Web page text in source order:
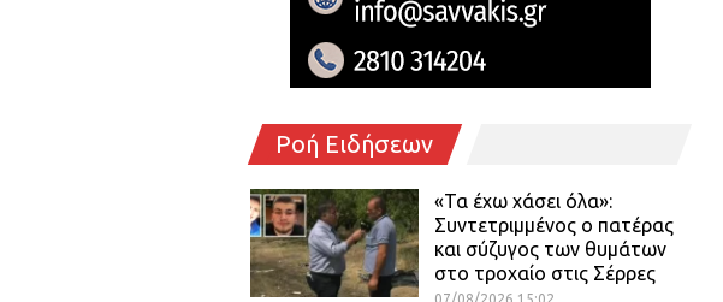
Ροή Ειδήσεων
«Τα έχω χάσει όλα»:
Συντετριμμένος ο πατέρας
και σύζυγος των θυμάτων
στο τροχαίο στις Σέρρες
07/08/2026 15:02